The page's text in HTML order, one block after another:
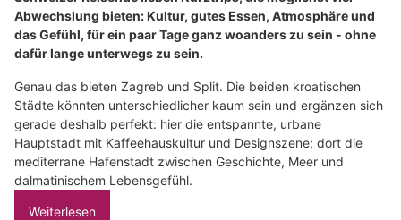
Abwechslung bieten: Kultur, gutes Essen, Atmosphäre und
das Gefühl, für ein paar Tage ganz woanders zu sein - ohne
dafür lange unterwegs zu sein.
Genau das bieten Zagreb und Split. Die beiden kroatischen
Städte könnten unterschiedlicher kaum sein und ergänzen sich
gerade deshalb perfekt: hier die entspannte, urbane
Hauptstadt mit Kaffeehauskultur und Designszene; dort die
mediterrane Hafenstadt zwischen Geschichte, Meer und
dalmatinischem Lebensgefühl.
Weiterlesen